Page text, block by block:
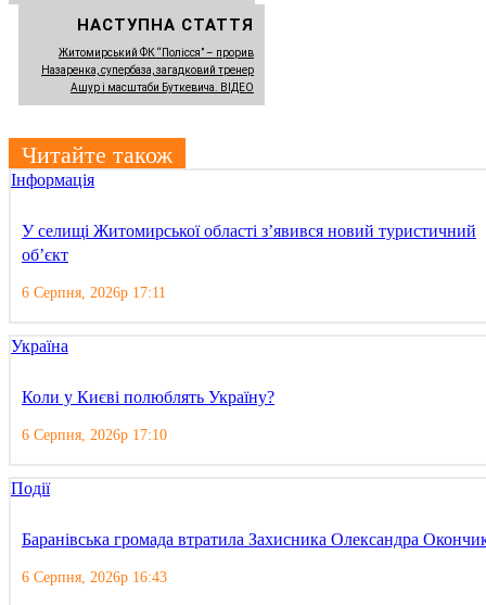
НАСТУПНА СТАТТЯ
Житомирський ФК “Полісся” – прорив
Назаренка, супербаза, загадковий тренер
Ашур і масштаби Буткевича. ВІДЕО
Читайте також
Інформація
У селищі Житомирської області з’явився новий туристичний
об’єкт
6 Серпня, 2026р 17:11
Україна
Коли у Києві полюблять Україну?
6 Серпня, 2026р 17:10
Події
Баранівська громада втратила Захисника Олександра
6 Серпня, 2026р 16:43